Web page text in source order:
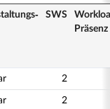
SWS
Präsenz
2
2